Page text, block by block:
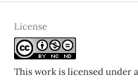
License
This work is licensed under a